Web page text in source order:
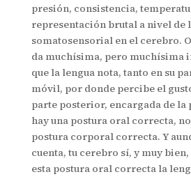
presión, consistencia,
representación brutal a nivel de
somatosensorial en el cerebro.
da muchísima, pero muchísima
que la lengua nota, tanto en su
móvil, por donde percibe el
parte posterior, encargada de la
hay una postura oral correcta,
postura corporal correcta. Y
cuenta, tu cerebro sí, y muy
esta postura oral correcta la